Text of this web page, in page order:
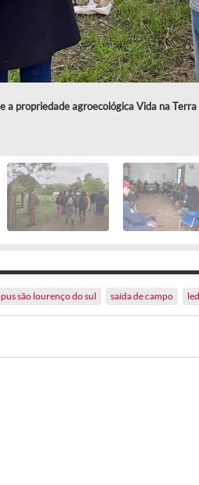
a propriedade agroecológica Vida na Terra
são lourenço do sul saída de campo